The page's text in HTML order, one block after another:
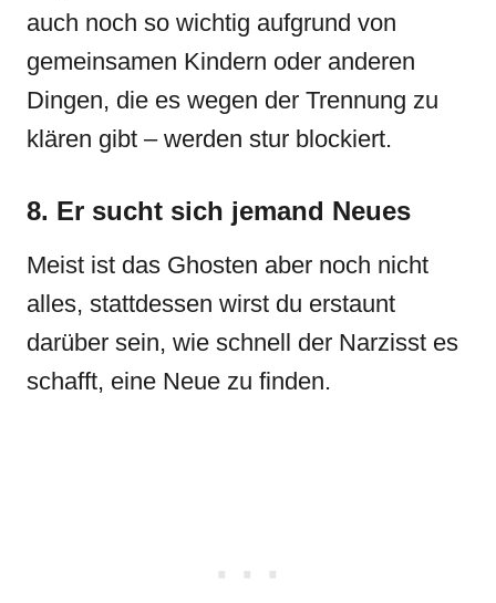
auch noch so wichtig aufgrund von
gemeinsamen Kindern oder anderen
Dingen, die es wegen der Trennung zu
klären gibt – werden stur blockiert.
8. Er sucht sich jemand Neues
Meist ist das Ghosten aber noch nicht
alles, stattdessen wirst du erstaunt
darüber sein, wie schnell der Narzisst es
schafft, eine Neue zu finden.